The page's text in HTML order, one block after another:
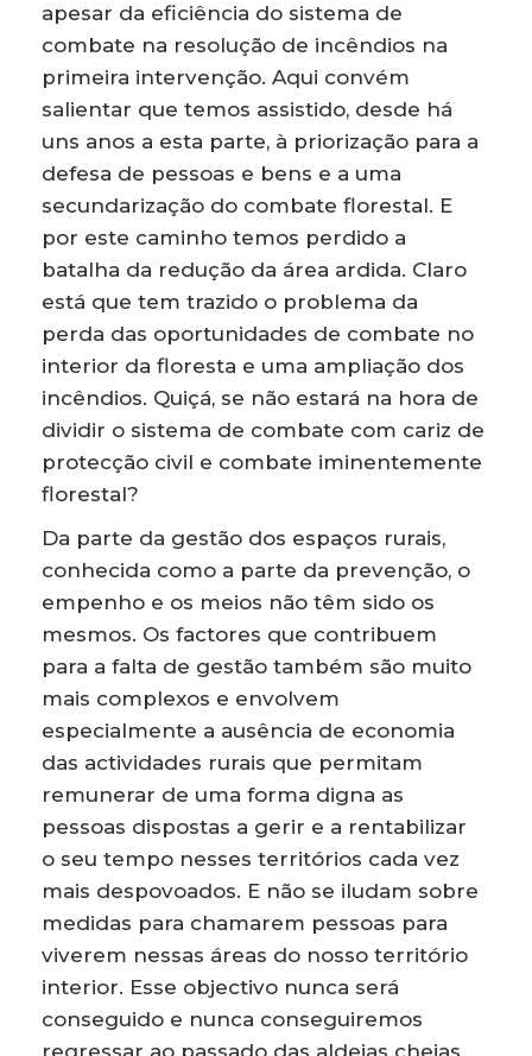
apesar da eficiência do sistema de
combate na resolução de incêndios na
primeira intervenção. Aqui convém
salientar que temos assistido, desde há
uns anos a esta parte, à priorização para a
defesa de pessoas e bens e a uma
secundarização do combate florestal. E
por este caminho temos perdido a
batalha da redução da área ardida. Claro
está que tem trazido o problema da
perda das oportunidades de combate no
interior da floresta e uma ampliação dos
incêndios. Quiçá, se não estará na hora de
dividir o sistema de combate com cariz de
protecção civil e combate iminentemente
florestal?
Da parte da gestão dos espaços rurais,
conhecida como a parte da prevenção, o
empenho e os meios não têm sido os
mesmos. Os factores que contribuem
para a falta de gestão também são muito
mais complexos e envolvem
especialmente a ausência de economia
das actividades rurais que permitam
remunerar de uma forma digna as
pessoas dispostas a gerir e a rentabilizar
o seu tempo nesses territórios cada vez
mais despovoados. E não se iludam sobre
medidas para chamarem pessoas para
viverem nessas áreas do nosso território
interior. Esse objectivo nunca será
conseguido e nunca conseguiremos